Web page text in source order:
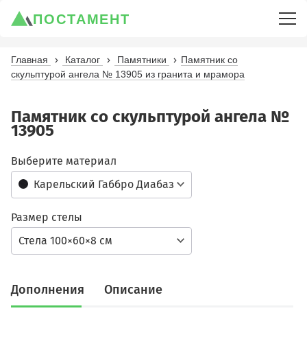
ПОСТАМЕНТ
Главная Каталог Памятники
Памятник со
скульптурой ангела № 13905 из гранита и мрамора
Памятник со скульптурой ангела №
13905
Карельский Габбро Диабаз
Выберите материал
Стела 100×60×8 см
Размер стелы
Дополнения Описание